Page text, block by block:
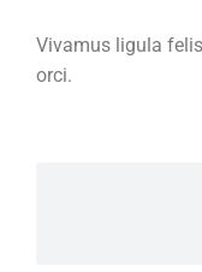
Vivamus ligula
orci.